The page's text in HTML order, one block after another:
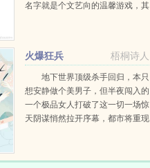
名字就是个文艺向的温馨游戏，其
梧桐诗人
火爆狂兵
地下世界顶级杀手回归，本只
想安静做个美男子，但半夜闯入的
一个极品女人打破了这一切一场惊
天阴谋悄然拉开序幕，都市将重现
事！...